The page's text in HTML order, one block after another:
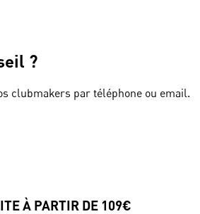
?
clubmakers par téléphone ou email.
À PARTIR DE 109€